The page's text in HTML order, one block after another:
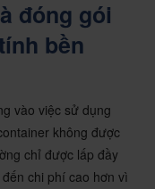
đóng gói
bền
vào việc sử dụng
không được
chỉ được lấp đầy
chi phí cao hơn vì